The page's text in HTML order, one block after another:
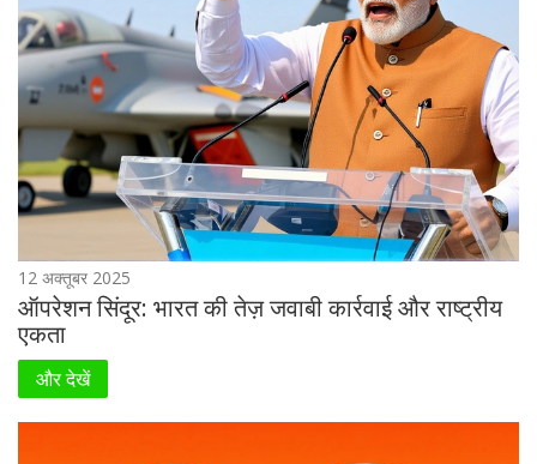
12 अक्तूबर 2025
ऑपरेशन सिंदूर: भारत की तेज़ जवाबी कार्रवाई और राष्ट्रीय
एकता
और देखें